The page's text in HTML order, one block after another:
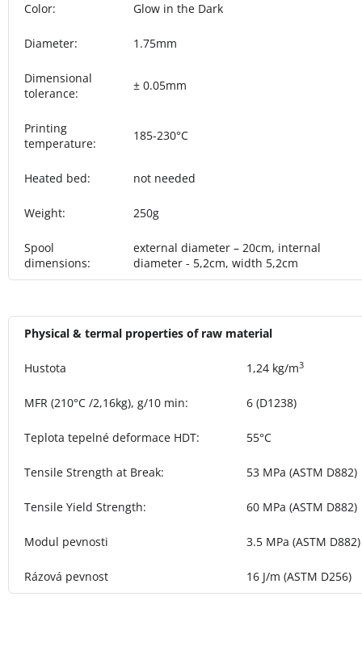
Color: Glow in the Dark
Diameter: 1.75mm
Dimensional
tolerance:
± 0.05mm
Printing
temperature:
185-230°C
Heated bed: not needed
Weight: 250g
Spool
dimensions:
external diameter – 20cm, internal
diameter - 5,2cm, width 5,2cm
Physical & termal properties of raw material
Hustota 1,24 kg/m3
MFR (210°C /2,16kg), g/10 min: 6 (D1238)
Teplota tepelné deformace HDT: 55°C
Tensile Strength at Break: 53 MPa (ASTM D882)
Tensile Yield Strength: 60 MPa (ASTM D882)
Modul pevnosti 3.5 MPa (ASTM D882)
Rázová pevnost 16 J/m (ASTM D256)